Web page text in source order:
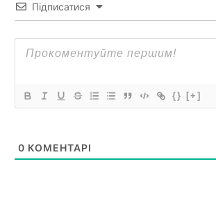
Підписатися
{} [+]
0 КОМЕНТАРІ